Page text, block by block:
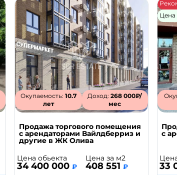
Окупаемость: 10.7
лет
Доход:268 000₽/
мес
Продажа торгового помещения
с арендаторами Вайлдберриз и
другие в ЖК Олива
Цена обьекта
34 400 000 ₽
Цена за м2
408 551 ₽
Цена
с
33